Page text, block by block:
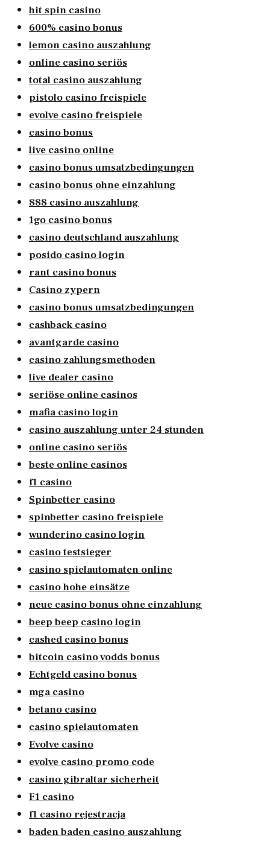
hit spin casino
600% casino bonus
lemon casino auszahlung
online casino seriös
total casino auszahlung
pistolo casino freispiele
evolve casino freispiele
casino bonus
live casino online
casino bonus umsatzbedingungen
casino bonus ohne einzahlung
888 casino auszahlung
1go casino bonus
casino deutschland auszahlung
posido casino login
rant casino bonus
Casino zypern
casino bonus umsatzbedingungen
cashback casino
avantgarde casino
casino zahlungsmethoden
live dealer casino
seriöse online casinos
mafia casino login
casino auszahlung unter 24 stunden
online casino seriös
beste online casinos
f1 casino
Spinbetter casino
spinbetter casino freispiele
wunderino casino login
casino testsieger
casino spielautomaten online
casino hohe einsätze
neue casino bonus ohne einzahlung
beep beep casino login
cashed casino bonus
bitcoin casino vodds bonus
Echtgeld casino bonus
mga casino
betano casino
casino spielautomaten
Evolve casino
evolve casino promo code
casino gibraltar sicherheit
F1 casino
f1 casino rejestracja
baden baden casino auszahlung